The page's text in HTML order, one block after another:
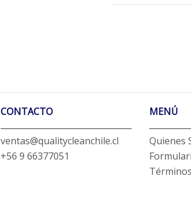
CONTACTO
ventas@qualitycleanchile.cl
+56 9 66377051
MENÚ
Quienes